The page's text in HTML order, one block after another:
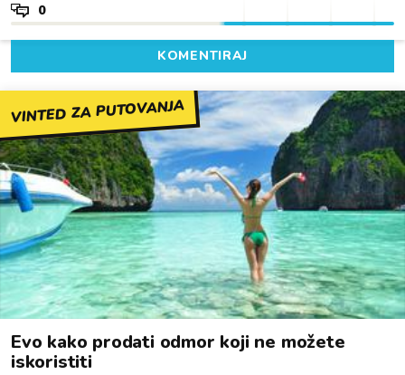
0
KOMENTIRAJ
VINTED ZA PUTOVANJA
Evo kako prodati odmor koji ne možete
iskoristiti